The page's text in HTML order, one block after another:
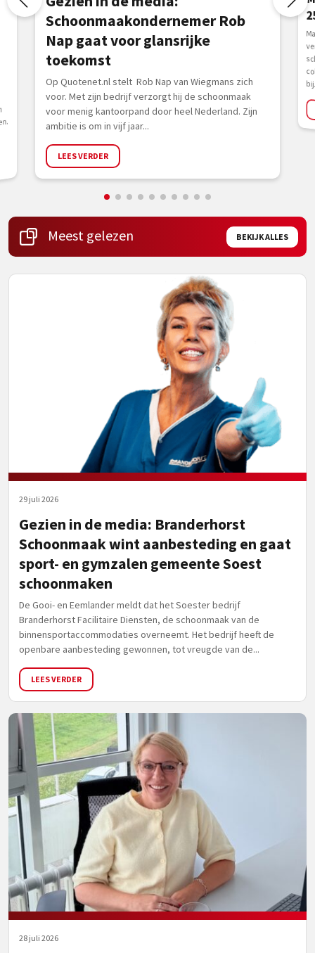
Schoonmaakondernemer Rob
Nap gaat voor glansrijke
toekomst
Op Quotenet.nl stelt Rob Nap van Wiegmans zich
voor. Met zijn bedrijf verzorgt hij de schoonmaak
voor menig kantoorpand door heel Nederland. Zijn
ambitie is om in vijf jaar...
LEES VERDER
collega’s en de familie
Meest gelezen BEKIJK ALLES
29 juli 2026
Gezien in de media: Branderhorst
Schoonmaak wint aanbesteding en gaat
sport- en gymzalen gemeente Soest
schoonmaken
De Gooi- en Eemlander meldt dat het Soester bedrijf
Branderhorst Facilitaire Diensten, de schoonmaak van de
binnensportaccommodaties overneemt. Het bedrijf heeft de
openbare aanbesteding gewonnen, tot vreugde van de...
LEES VERDER
28 juli 2026